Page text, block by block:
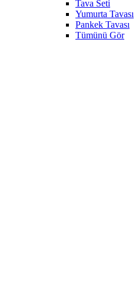
Tava Seti
Yumurta Tavası
Pankek Tavası
Tümünü Gör